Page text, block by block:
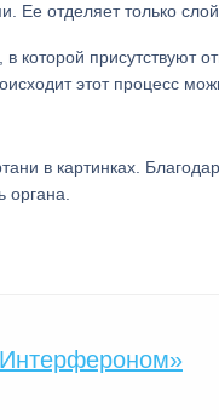
отделяет только слой
в которой присутствуют
этот процесс
в картинках.
органа.